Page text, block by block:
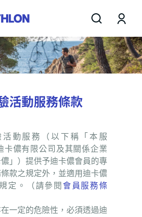
活動服務條款
動服務（以下稱「本服
卡儂有限公司及其關係企業
儂」）提供予迪卡儂會員的專
款之規定外，並適用迪卡儂
定。（請參閱 會員服務條
一定的危險性，必須透過迪